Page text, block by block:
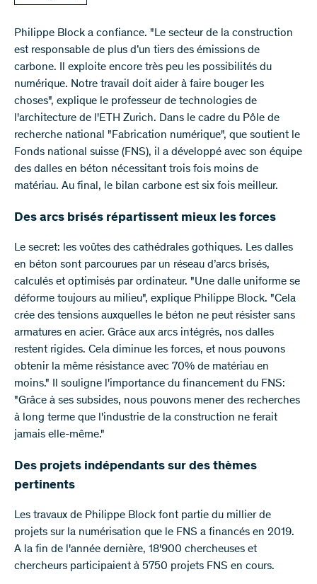
Philippe Block a confiance. "Le secteur de la construction
est responsable de plus d’un tiers des émissions de
carbone. Il exploite encore très peu les possibilités du
numérique. Notre travail doit aider à faire bouger les
choses", explique le professeur de technologies de
l'architecture de l'ETH Zurich. Dans le cadre du Pôle de
recherche national "Fabrication numérique", que soutient le
Fonds national suisse (FNS), il a développé avec son équipe
des dalles en béton nécessitant trois fois moins de
matériau. Au final, le bilan carbone est six fois meilleur.
Des arcs brisés répartissent mieux les forces
Le secret: les voûtes des cathédrales gothiques. Les dalles
en béton sont parcourues par un réseau d’arcs brisés,
calculés et optimisés par ordinateur. "Une dalle uniforme se
déforme toujours au milieu", explique Philippe Block. "Cela
crée des tensions auxquelles le béton ne peut résister sans
armatures en acier. Grâce aux arcs intégrés, nos dalles
restent rigides. Cela diminue les forces, et nous pouvons
obtenir la même résistance avec 70% de matériau en
moins." Il souligne l'importance du financement du FNS:
"Grâce à ses subsides, nous pouvons mener des recherches
à long terme que l'industrie de la construction ne ferait
jamais elle-même."
Des projets indépendants sur des thèmes
pertinents
Les travaux de Philippe Block font partie du millier de
projets sur la numérisation que le FNS a financés en 2019.
A la fin de l'année dernière, 18'900 chercheuses et
chercheurs participaient à 5750 projets FNS en cours.